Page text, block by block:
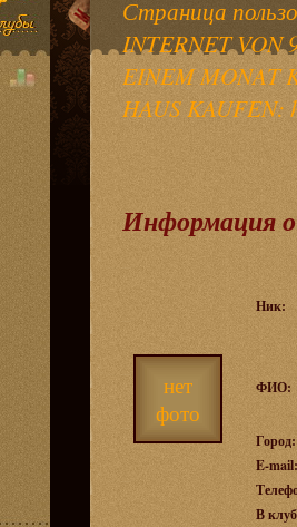
Страница
INTERNET VON
EINEM MONAT
HAUS KAUFEN:
Информация о
нет
фото
Ник:
ФИО:
Город:
E-mail:
В